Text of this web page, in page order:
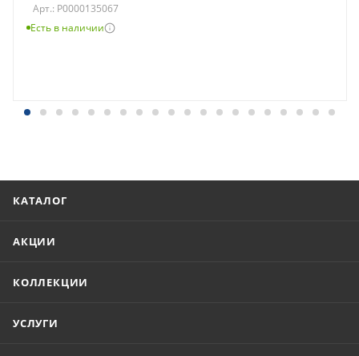
Арт.: Р0000135067
Есть в наличии
КАТАЛОГ
АКЦИИ
КОЛЛЕКЦИИ
УСЛУГИ